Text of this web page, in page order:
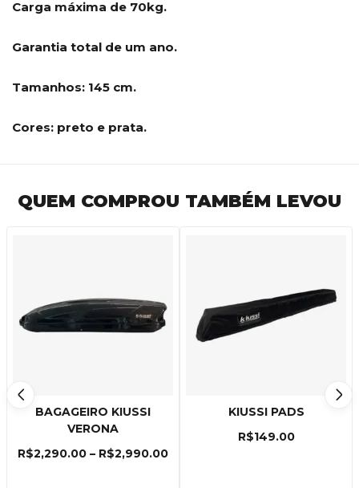
Carga máxima de 70kg.
Garantia total de um ano.
Tamanhos: 145 cm.
Cores: preto e prata.
QUEM COMPROU TAMBÉM LEVOU
BAGAGEIRO KIUSSI
VERONA
R$2,290.00 – R$2,990.00
KIUSSI PADS
R$149.00